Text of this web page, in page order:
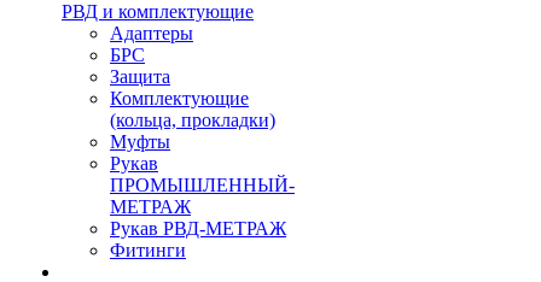
РВД и комплектующие
Адаптеры
БРС
Защита
Комплектующие
(кольца, прокладки)
Муфты
Рукав
ПРОМЫШЛЕННЫЙ-
МЕТРАЖ
Рукав РВД-МЕТРАЖ
Фитинги